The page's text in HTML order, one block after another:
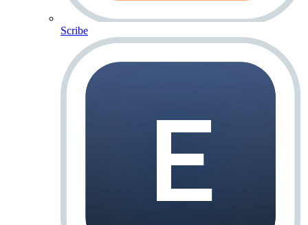
Scribe